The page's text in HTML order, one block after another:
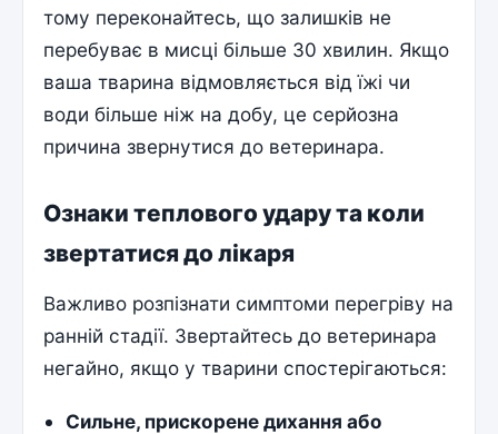
тому переконайтесь, що залишків не
перебуває в мисці більше 30 хвилин. Якщо
ваша тварина відмовляється від їжі чи
води більше ніж на добу, це серйозна
причина звернутися до ветеринара.
Ознаки теплового удару та коли
звертатися до лікаря
Важливо розпізнати симптоми перегріву на
ранній стадії. Звертайтесь до ветеринара
негайно, якщо у тварини спостерігаються:
Сильне, прискорене дихання або